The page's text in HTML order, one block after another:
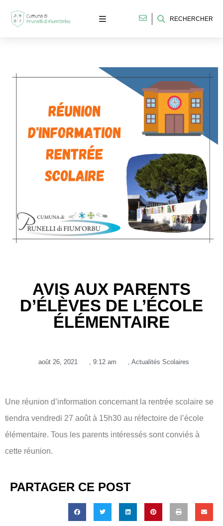
RECHERCHER
AVIS AUX PARENTS
D’ÉLÈVES DE L’ÉCOLE
ÉLÉMENTAIRE
août 26, 2021 9:12 am Actualités Scolaires
Une réunion d’information concernant la rentrée scolaire se
tiendra vendredi 27 août à 15h30 au réfectoire de l’école
élémentaire. Tous les parents intéressés sont conviés à
cette réunion.
PARTAGER CE POST